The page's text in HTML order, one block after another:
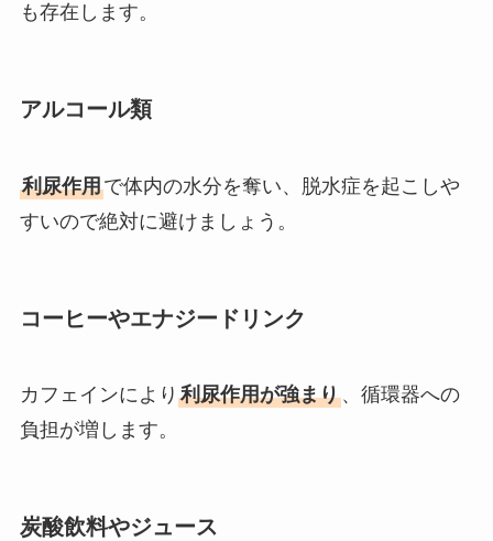
も存在します。
アルコール類
利尿作用で体内の水分を奪い、脱水症を起こしや
すいので絶対に避けましょう。
コーヒーやエナジードリンク
カフェインにより 利尿作用が強まり、循環器への
負担が増します。
炭酸飲料やジュース